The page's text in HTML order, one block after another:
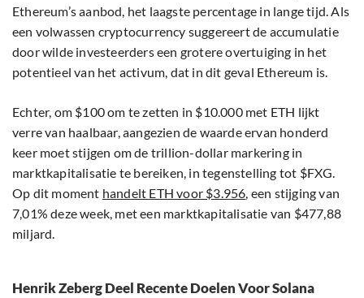
Ethereum’s aanbod, het laagste percentage in lange tijd. Als
een volwassen cryptocurrency suggereert de accumulatie
door wilde investeerders een grotere overtuiging in het
potentieel van het activum, dat in dit geval Ethereum is.
Echter, om $100 om te zetten in $10.000 met ETH lijkt
verre van haalbaar, aangezien de waarde ervan honderd
keer moet stijgen om de trillion-dollar markering in
marktkapitalisatie te bereiken, in tegenstelling tot $FXG.
Op dit moment handelt ETH voor $3.956, een stijging van
7,01% deze week, met een marktkapitalisatie van $477,88
miljard.
Henrik Zeberg Deel Recente Doelen Voor Solana